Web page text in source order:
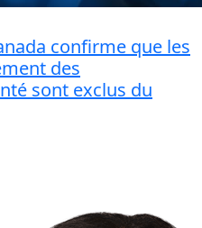
confirme que les
des
sont exclus du